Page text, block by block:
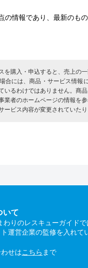
情報であり、最新のも
を購入・申込すると、売上の
合には、商品・サービス情
いるわけではありません。
業者のホームページの情報を
ービス内容が変更されていた
いて
わりのレスキューガイド
運営企業の監修を入れて
せはこちら まで